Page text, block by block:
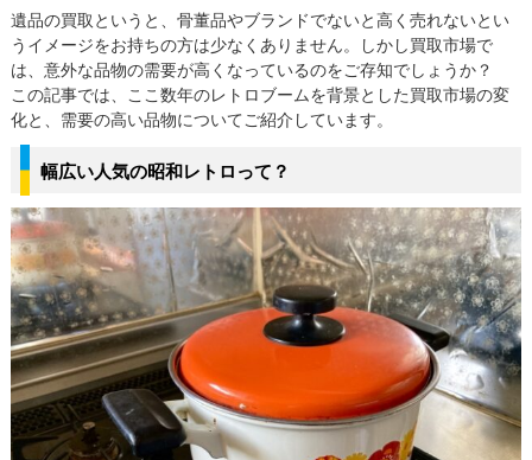
遺品の買取というと、骨董品やブランドでないと高く売れないとい
うイメージをお持ちの方は少なくありません。しかし買取市場で
は、意外な品物の需要が高くなっているのをご存知でしょうか？
この記事では、ここ数年のレトロブームを背景とした買取市場の変
化と、需要の高い品物についてご紹介しています。
幅広い人気の昭和レトロって？